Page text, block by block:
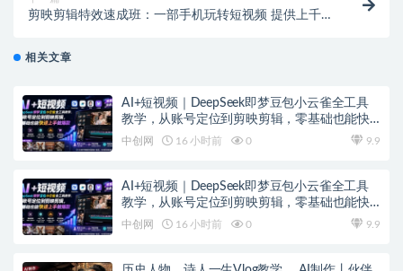
剪映剪辑特效速成班：一部手机玩转短视频 提供上千款
相关文章
AI+短视频｜DeepSeek即梦豆包小云雀全工具
教学，从账号定位到剪映剪辑，零基础也能快
速上手做爆款
中创网 16 小时前 0 9.9
AI+短视频｜DeepSeek即梦豆包小云雀全工具
教学，从账号定位到剪映剪辑，零基础也能快
速上手做爆款
中创网 16 小时前 0 9.9